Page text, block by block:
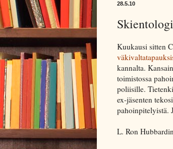
28.5.10
Kuukausi sitten
kannalta.
toimistossa
poliisille.
ex-jäsenten
pahoinpitelyistä.
L. Ron